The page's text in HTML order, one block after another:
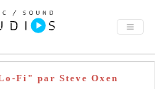
Fi" par Steve Oxen